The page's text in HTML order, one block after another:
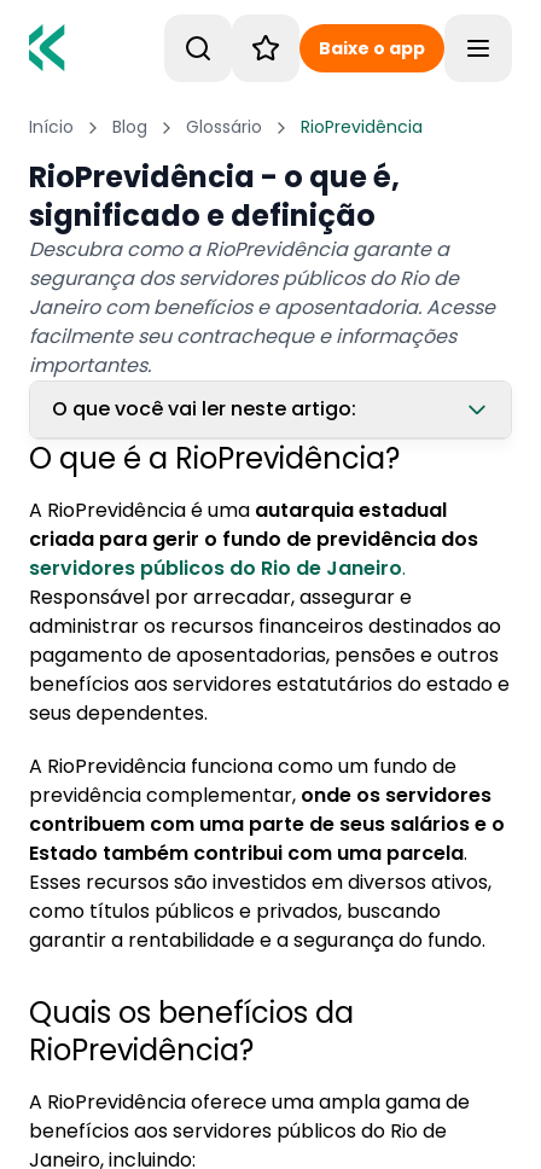
Baixe o app
Início Blog Glossário RioPrevidência
RioPrevidência - o que é,
significado e definição
Descubra como a RioPrevidência garante a
segurança dos servidores públicos do Rio de
Janeiro com benefícios e aposentadoria. Acesse
facilmente seu contracheque e informações
importantes.
O que você vai ler neste artigo:
1. O que é a RioPrevidência?
2. Quais os benefícios da RioPrevidência?
3. Como se aposentar pela RioPrevidência?
3.1. Cálculo da aposentadoria:
4. Quando começa a prova de vida do
Rioprevidência 2024?
5. Como tirar contracheque de aposentado
do RioPrevidência?
O que é a RioPrevidência?
A RioPrevidência é uma autarquia estadual
criada para gerir o fundo de previdência dos
servidores públicos do Rio de Janeiro.
Responsável por arrecadar, assegurar e
administrar os recursos financeiros destinados ao
pagamento de aposentadorias, pensões e outros
benefícios aos servidores estatutários do estado e
seus dependentes.
A RioPrevidência funciona como um fundo de
previdência complementar, onde os servidores
contribuem com uma parte de seus salários e o
Estado também contribui com uma parcela.
Esses recursos são investidos em diversos ativos,
como títulos públicos e privados, buscando
garantir a rentabilidade e a segurança do fundo.
Quais os benefícios da
RioPrevidência?
A RioPrevidência oferece uma ampla gama de
benefícios aos servidores públicos do Rio de
Janeiro, incluindo: